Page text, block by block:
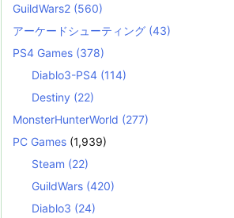
GuildWars2 (560)
アーケードシューティング (43)
PS4 Games (378)
Diablo3-PS4 (114)
Destiny (22)
MonsterHunterWorld (277)
PC Games (1,939)
Steam (22)
GuildWars (420)
Diablo3 (24)